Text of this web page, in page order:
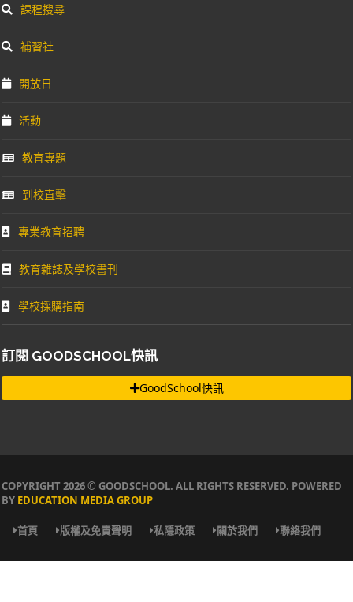
課程搜尋
補習社
開放日
活動
教育專題
到校直擊
專業教育招聘
教育雜誌及學校書刊
學校採購指南
訂閱 GOODSCHOOL快訊
GoodSchool快訊
COPYRIGHT 2026 © GOODSCHOOL. ALL RIGHTS RESERVED. POWERED
BY EDUCATION MEDIA GROUP
首頁 版權及免責聲明 私隱政策 關於我們 聯絡我們